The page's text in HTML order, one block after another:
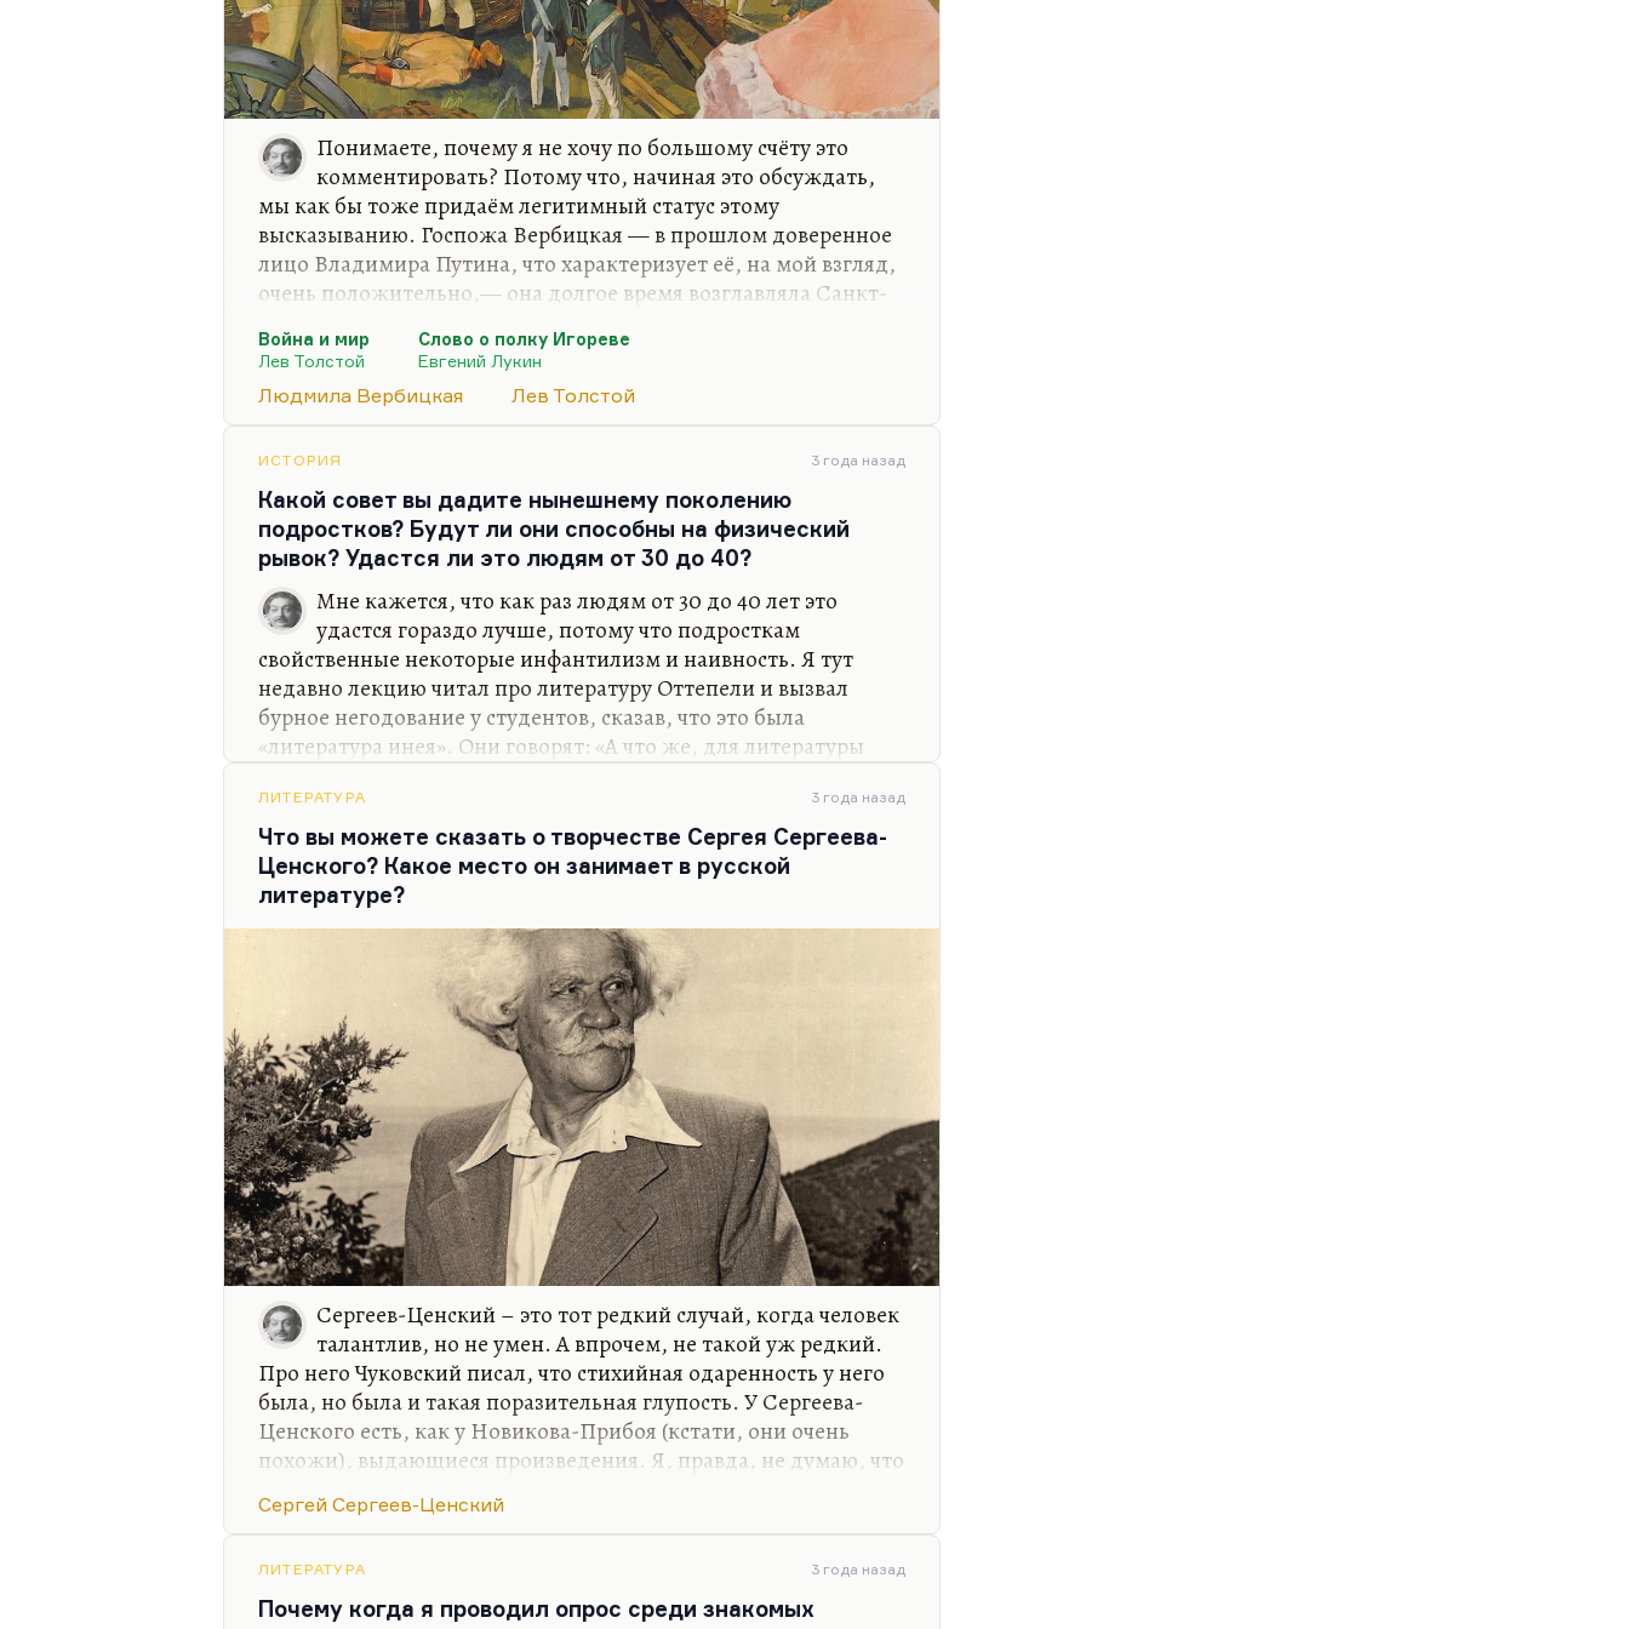
Понимаете, почему я не хочу по большому счёту это
комментировать? Потому что, начиная это обсуждать,
мы как бы тоже придаём легитимный статус этому
высказыванию. Госпожа Вербицкая — в прошлом доверенное
лицо Владимира Путина, что характеризует её, на мой взгляд,
очень положительно,— она долгое время возглавляла Санкт-
сказала что-нибудь подобное, об этом бы стоило говорить. Но
сейчас она человек очень далёкий от преподавания, от
педагогики, от новейших тенденций в этом вопросе. Я не
непрофессионала, который вообще утратил уже давно контакт
с реальностью современной педагогики.
Ну не…
Война и мир
Лев Толстой
Слово о полку Игореве
Евгений Лукин
Людмила Вербицкая Лев Толстой
ИСТОРИЯ 3 года назад
Какой совет вы дадите нынешнему поколению
подростков? Будут ли они способны на физический
рывок? Удастся ли это людям от 30 до 40?
Мне кажется, что как раз людям от 30 до 40 лет это
удастся гораздо лучше, потому что подросткам
свойственные некоторые инфантилизм и наивность. Я тут
недавно лекцию читал про литературу Оттепели и вызвал
бурное негодование у студентов, сказав, что это была
«литература инея». Они говорят: «А что же, для литературы
разочарование, конечно. «Война и мир» написана в эпоху
разочарований, с 1863-го по 1870. 1863 год – это год польского
восстания, конца русских реформ. Результатом разочарования
было «Что делать?». Потому что роман Чернышевского должен
звучать как «Что же теперь делать?». Потому что «что делать»
до 1862 года было понятно. А в 1862-м,…
ЛИТЕРАТУРА 3 года назад
Что вы можете сказать о творчестве Сергея Сергеева-
Ценского? Какое место он занимает в русской
литературе?
Сергеев-Ценский – это тот редкий случай, когда человек
талантлив, но не умен. А впрочем, не такой уж редкий.
Про него Чуковский писал, что стихийная одаренность у него
была, но была и такая поразительная глупость. У Сергеева-
Ценского есть, как у Новикова-Прибоя (кстати, они очень
похожи), выдающиеся произведения. Я, правда, не думаю, что
то, что он важный писатель, – это безусловно. У него новеллы
сила.
Проблема в том, что он хотел эпический роман написать,
Сергей Сергеев-Ценский
ЛИТЕРАТУРА 3 года назад
Почему когда я проводил опрос среди знакомых